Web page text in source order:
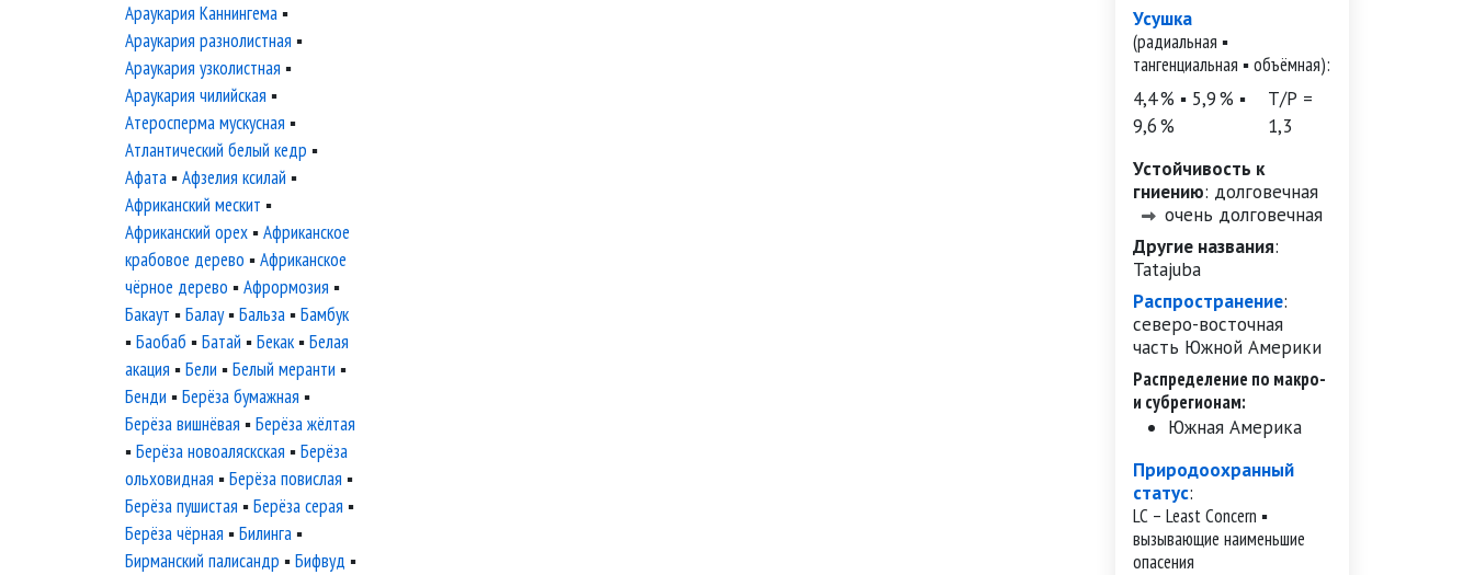
Араукария Каннингема ▪
Араукария разнолистная ▪
Араукария узколистная ▪
Араукария чилийская ▪
Атеросперма мускусная ▪
Атлантический белый кедр ▪
Афата ▪Афзелия ксилай ▪
Африканский мескит ▪
Африканский орех ▪Африканское
крабовое дерево ▪Африканское
чёрное дерево ▪Афрормозия ▪
Бакаут ▪Балау▪Бальза ▪Бамбук
▪Баобаб ▪Батай ▪Бекак ▪Белая
акация ▪Бели ▪Белый меранти ▪
Бенди ▪Берёза бумажная ▪
Берёза вишнёвая ▪Берёза жёлтая
▪Берёза новоаляскская ▪Берёза
ольховидная ▪Берёза повислая ▪
Берёза пушистая ▪Берёза серая ▪
Берёза чёрная ▪Билинга ▪
Бирманский палисандр ▪Бифвуд ▪
Усушка
(радиальная ▪
тангенциальная ▪ объёмная):
4,4 % ▪ 5,9 % ▪
9,6 %
Т/Р =
1,3
Устойчивость к
гниению: долговечная
очень долговечная
Другие названия:
Tatajuba
Распространение:
северо-восточная
часть Южной Америки
Распределение по макро-
и субрегионам:
Южная Америка
Природоохранный
статус:
LC – Least Concern ▪
вызывающие наименьшие
опасения